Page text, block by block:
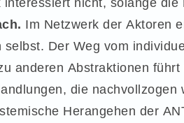
Im Netzwerk der Aktoren
Der Weg vom
anderen Abstraktionen
die nachvollzogen
Herangehen der